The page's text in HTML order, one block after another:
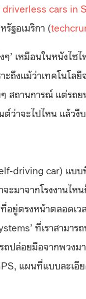
cars in
รัฐอเมริกา (
’ เหมือนในหนังไ
ถึงแม้ว่าเทคโนโล
สถานการณ์ แต่รถ
ว่าจะไปไหน แล้วงี
driving car) แบบ
ะมาจากโรงงาน
ยู่ตรงหน้าตลอดเ
ที่เราสามาร
ถปล่อยมือจากพวง
แผนที่แบบละเอี